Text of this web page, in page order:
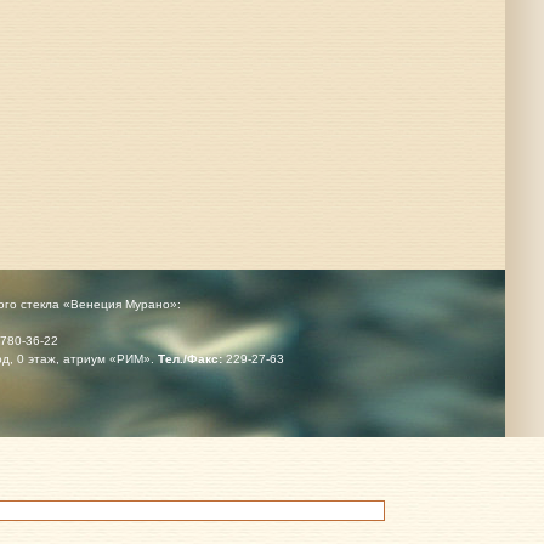
стекла «Венеция Мурано»:
36-22
0 этаж, атриум «РИМ». Тел./Факс:229-27-63